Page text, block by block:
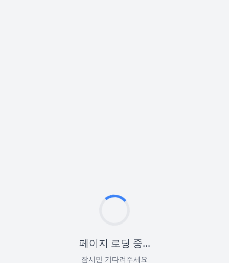
페이지 로딩 중...
잠시만 기다려주세요